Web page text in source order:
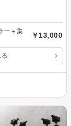
ー＋集
￥13,000